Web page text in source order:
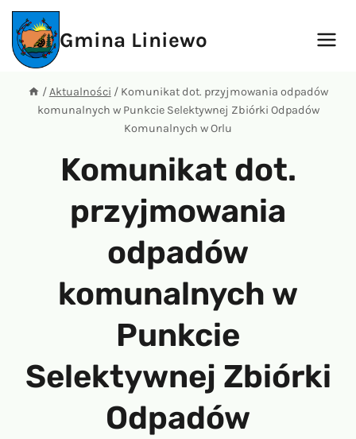
Przejdź
treści
Gmina Liniewo
/Aktualności / Komunikat dot. przyjmowania odpadów
komunalnych w Punkcie Selektywnej Zbiórki Odpadów
Komunalnych w Orlu
Komunikat dot.
przyjmowania
odpadów
komunalnych w
Punkcie
Selektywnej Zbiórki
Odpadów